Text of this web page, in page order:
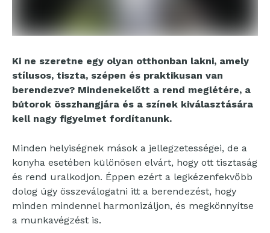
Ki ne szeretne egy olyan otthonban lakni, amely
stílusos, tiszta, szépen és praktikusan van
berendezve? Mindenekelőtt a rend meglétére, a
bútorok összhangjára és a színek kiválasztására
kell nagy figyelmet fordítanunk.
Minden helyiségnek mások a jellegzetességei, de a
konyha esetében különösen elvárt, hogy ott tisztaság
és rend uralkodjon. Éppen ezért a legkézenfekvőbb
dolog úgy összeválogatni itt a berendezést, hogy
minden mindennel harmonizáljon, és megkönnyítse
a munkavégzést is.